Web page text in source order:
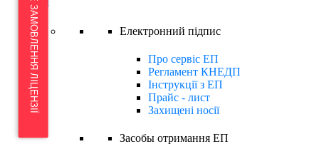
ЕП
Електронний підпиc
Про сервіс ЕП
Регламент КНЕДП
Інструкції з ЕП
Прайс - лист
Захищені носії
Засобы отримання ЕП